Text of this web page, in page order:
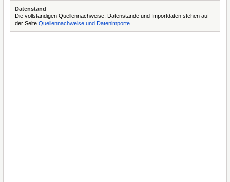
Datenstand
Die vollständigen Quellennachweise, Datenstände und Importdaten stehen auf
der Seite Quellennachweise und Datenimporte